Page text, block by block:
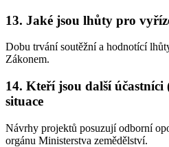
13. Jaké jsou lhůty pro
Dobu trvání soutěžní a hodnotící
Zákonem.
14. Kteří jsou další účastníci
situace
Návrhy projektů posuzují odborní
orgánu Ministerstva zemědělství.